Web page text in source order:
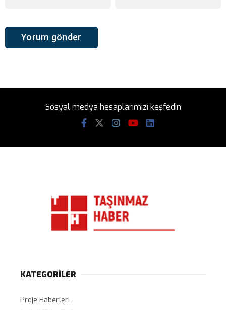
Sosyal medya hesaplarımızı keşfedin
KATEGORİLER
Proje Haberleri